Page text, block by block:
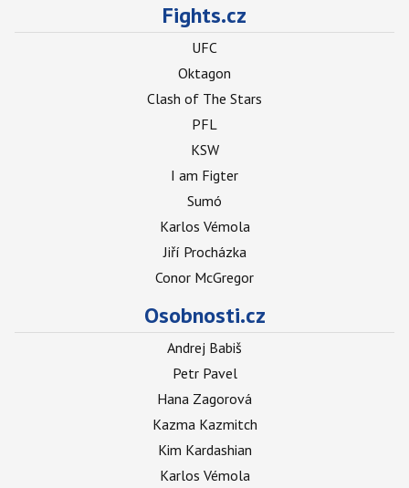
Fights.cz
UFC
Oktagon
Clash of The Stars
PFL
KSW
I am Figter
Sumó
Karlos Vémola
Jiří Procházka
Conor McGregor
Osobnosti.cz
Andrej Babiš
Petr Pavel
Hana Zagorová
Kazma Kazmitch
Kim Kardashian
Karlos Vémola